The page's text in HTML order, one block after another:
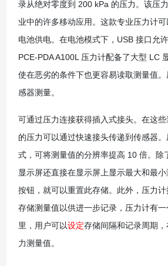
录从绝对零度到 200 kPa 的压力。该压
业中的许多移动应用。这款专业压力计
电池供电。在电池模式下，USB 接口允
PCE-PDA A100L 压力计配备了大型 LC
使在恶劣的条件下也更容易读取测量值
感器测量。
可通过压力连接获得插入式接头。在这
的压力可以通过快速接头传递到传感器
式，可将测量值的分辨率提高 10 倍。除
显示屏还直接在显示屏上显示最大和最
按钮，就可以重置此存储。此外，压力
存储测量值以供进一步记录，压力计有
里，用户可以设定存储间隔和记录周期
力测量值。